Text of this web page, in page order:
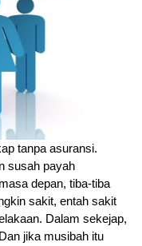
tanpa asuransi.
susah payah
depan, tiba-tiba
sakit, entah sakit
Dalam sekejap,
jika musibah itu